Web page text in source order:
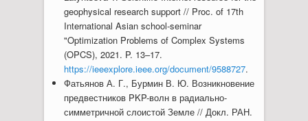
geophysical research support // Proc. of 17th
International Asian school-seminar
"Optimization Problems of Complex Systems
(OPCS), 2021. P. 13–17.
https://ieeexplore.ieee.org/document/9588727.
Фатьянов А. Г., Бурмин В. Ю. Возникновение
предвестников PKP-волн в радиально-
симметричной слоистой Земле // Докл. РАН.